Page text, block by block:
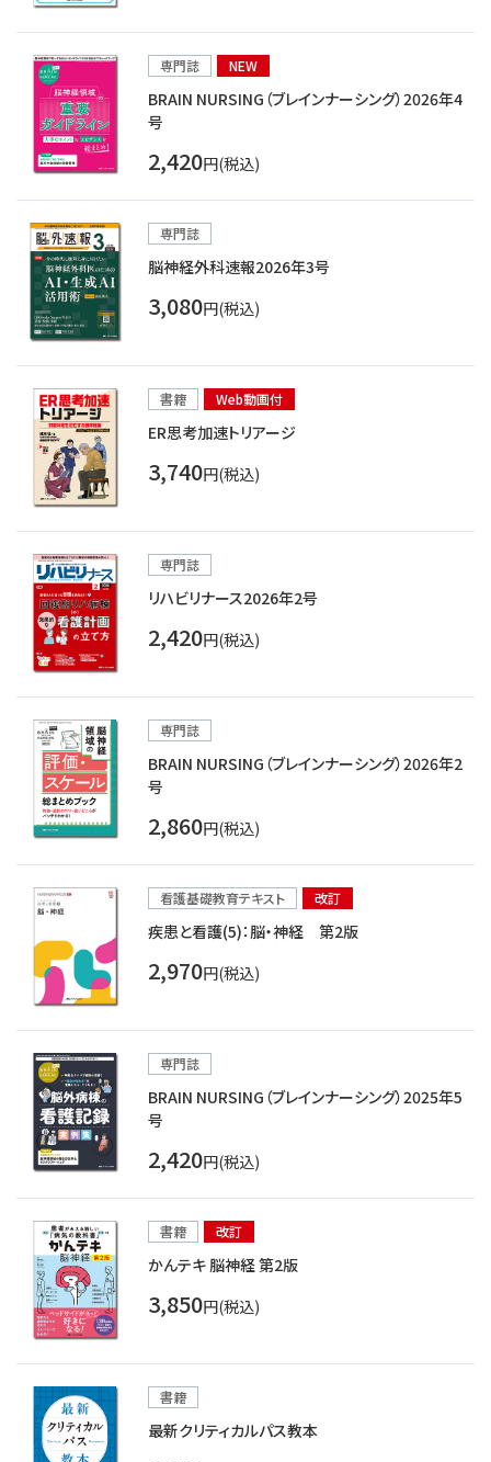
専門誌 NEW
BRAIN NURSING（ブレインナーシング）2026年4
号
2,420円(税込)
専門誌
脳神経外科速報2026年3号
3,080円(税込)
書籍 Web動画付
ER思考加速トリアージ
3,740円(税込)
専門誌
リハビリナース2026年2号
2,420円(税込)
専門誌
BRAIN NURSING（ブレインナーシング）2026年2
号
2,860円(税込)
看護基礎教育テキスト 改訂
疾患と看護(5)：脳・神経 第2版
2,970円(税込)
専門誌
BRAIN NURSING（ブレインナーシング）2025年5
号
2,420円(税込)
書籍 改訂
かんテキ 脳神経 第2版
3,850円(税込)
書籍
最新クリティカルパス教本